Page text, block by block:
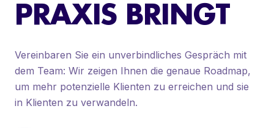
ORGANISCHE SOCIAL MEDIA
ZAHNARZT-WEBSITES
PRAXIS BRINGT
Vereinbaren Sie ein unverbindliches Gespräch mit
dem Team: Wir zeigen Ihnen die genaue Roadmap,
um mehr potenzielle Klienten zu erreichen und sie
in Klienten zu verwandeln.